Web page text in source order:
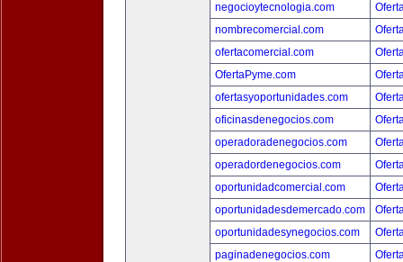
negocioytecnologia.com
nombrecomercial.com
ofertacomercial.com
OfertaPyme.com
ofertasyoportunidades.com
oficinasdenegocios.com
operadoradenegocios.com
operadordenegocios.com
oportunidadcomercial.com
oportunidadesdemercado.com
oportunidadesynegocios.com
paginadenegocios.com